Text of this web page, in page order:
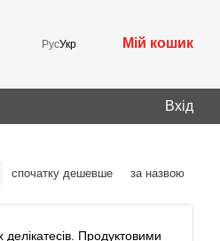
РусУкр Мій кошик
Вхід
спочатку дешевше за назвою
Продуктовими